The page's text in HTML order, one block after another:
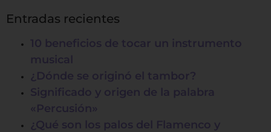
Entradas recientes
10 beneficios de tocar un instrumento
musical
¿Dónde se originó el tambor?
Significado y origen de la palabra
«Percusión»
¿Qué son los palos del Flamenco y